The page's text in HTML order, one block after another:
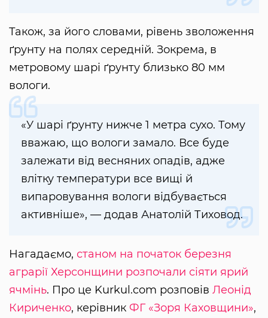
Також, за його словами, рівень зволоження
ґрунту на полях середній. Зокрема, в
метровому шарі ґрунту близько 80 мм
вологи.
«У шарі ґрунту нижче 1 метра сухо. Тому
вважаю, що вологи замало. Все буде
залежати від весняних опадів, адже
влітку температури все вищі й
випаровування вологи відбувається
активніше», — додав Анатолій Тиховод.
Нагадаємо, станом на початок березня
аграрії Херсонщини розпочали сіяти ярий
ячмінь. Про це Kurkul.com розповів Леонід
Кириченко, керівник ФГ «Зоря Каховщини»,